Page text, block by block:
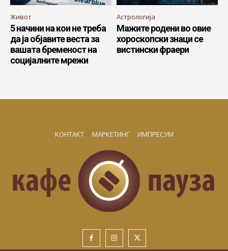
Живот
5 начини на кои не треба
да ја објавите веста за
вашата бременост на
социјалните мрежи
Астрологија
Мажите родени во овие
хороскопски знаци се
вистински фраери
КОНТАКТ МАРКЕТИНГ ИМПРЕСУМ